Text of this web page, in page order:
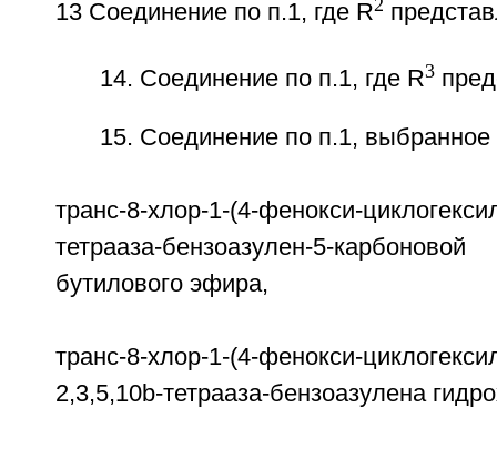
13 Соединение по п.1, где R2
14. Соединение по п.1, где R3
15. Соединение по п.1, выбранное
транс-8-хлор-1-(4-фенокси-
тетрааза-бензоазулен-5-
бутилового эфира,
транс-8-хлор-1-(4-фенокси-
2,3,5,10b-тетрааза-бензоазулена